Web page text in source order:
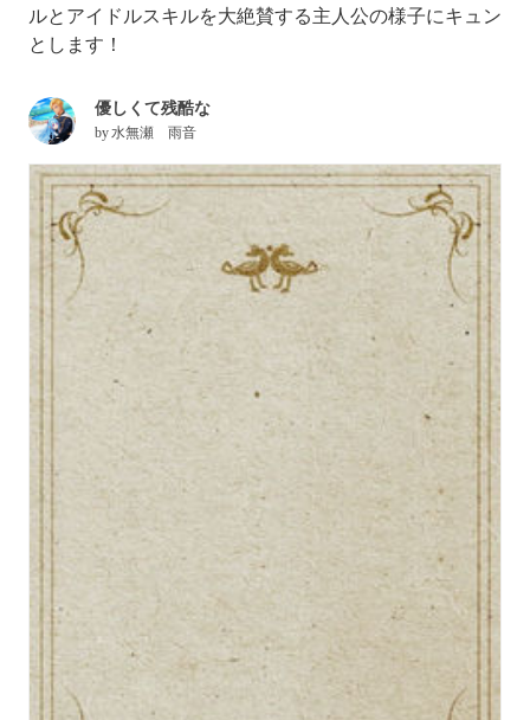
ルとアイドルスキルを大絶賛する主人公の様子にキュン
とします！
優しくて残酷な
by水無瀬 雨音